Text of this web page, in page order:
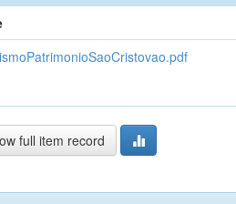
full item record